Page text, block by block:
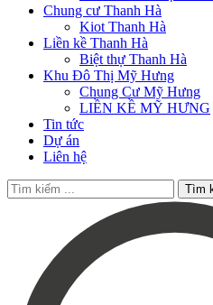
Chung cư Thanh Hà
Kiot Thanh Hà
Liền kề Thanh Hà
Biệt thự Thanh Hà
Khu Đô Thị Mỹ Hưng
Chung Cư Mỹ Hưng
LIỀN KỀ MỸ HƯNG
Tin tức
Dự án
Liên hệ